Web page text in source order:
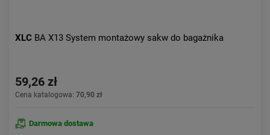
XLC BA X13 System montażowy sakw do bagażnika
59,26 zł
Cena katalogowa: 70,90 zł
Darmowa dostawa